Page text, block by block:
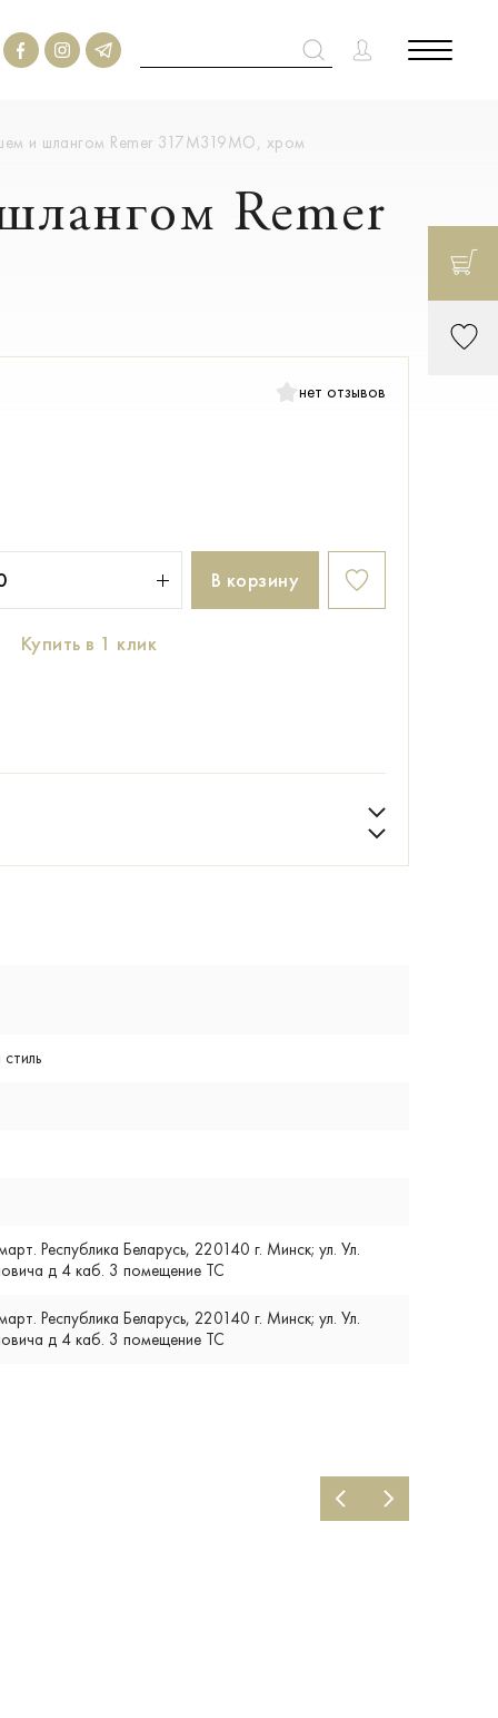
и шлангом Remer 317M319MO, хром
Remer
нет отзывов
В корзину
Купить в 1 клик
Республика Беларусь, 220140 г. Минск; ул. Ул.
д 4 каб. 3 помещение ТС
Республика Беларусь, 220140 г. Минск; ул. Ул.
д 4 каб. 3 помещение ТС